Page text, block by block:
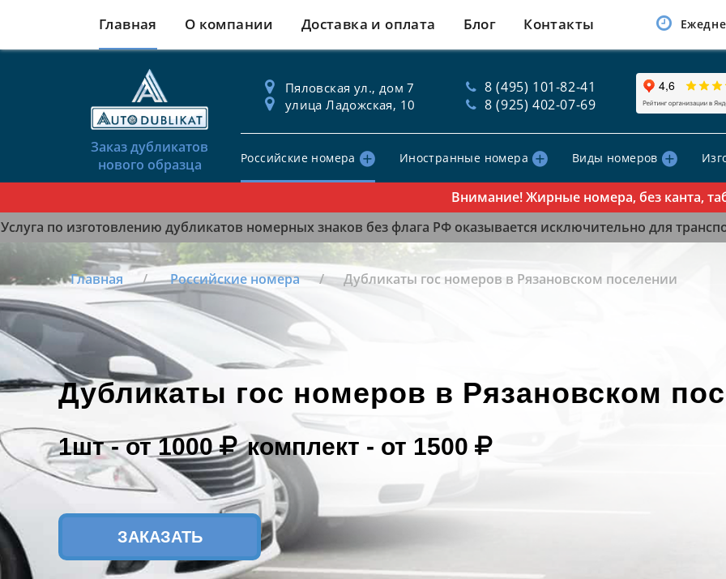
Главная О компании Доставка и оплата Блог Контакты
Заказ дубликатов
нового образца
Пяловская ул., дом 7
улица Ладожская, 10
8 (495) 101-82-41
8 (925) 402-07-69
Российские номера Иностранные номера Виды номеров
Внимание! Жирные номера, без канта,
Услуга по изготовлению дубликатов номерных знаков без флага РФ оказывается исключительно для
Главная Российские номера Дубликаты гос номеров в Рязановском поселении
Дубликаты гос номеров в Рязановском
1шт -от 1000 комплект - от 1500
ЗАКАЗАТЬ